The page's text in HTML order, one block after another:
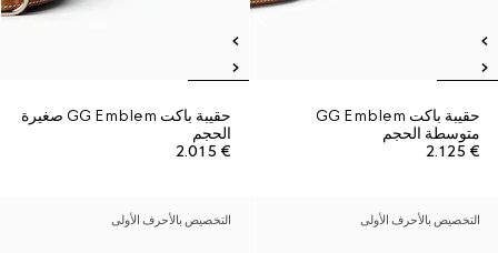
حقيبة باكت GG Emblem
متوسطة الحجم
€ 2.125
حقيبة باكت GG Emblem صغيرة
الحجم
€ 2.015
التخصيص بالأحرف الأولى التخصيص بالأحرف الأولى